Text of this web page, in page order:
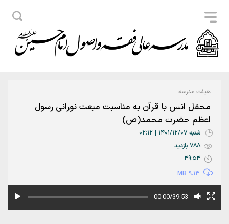
هیئت مدرسه
محفل انس با قرآن به مناسبت مبعث نورانی رسول
اعظم حضرت محمد(ص)
شنبه 1401/12/07 | 02:12
788 بازدید
39:53
9.13 MB
00:00/39:53